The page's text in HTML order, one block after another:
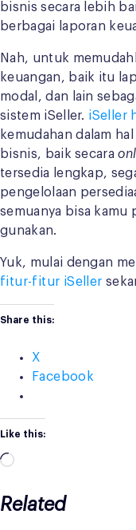
bisnis secara lebih
berbagai laporan
Nah, untuk
keuangan, baik itu
modal, dan lain
sistem iSeller. iSeller
kemudahan dalam
bisnis, baik secara
tersedia lengkap,
pengelolaan
semuanya bisa kamu
gunakan.
Yuk, mulai dengan
fitur-fitur iSeller
Share this:
X
Facebook
Like this:
Loading…
Related